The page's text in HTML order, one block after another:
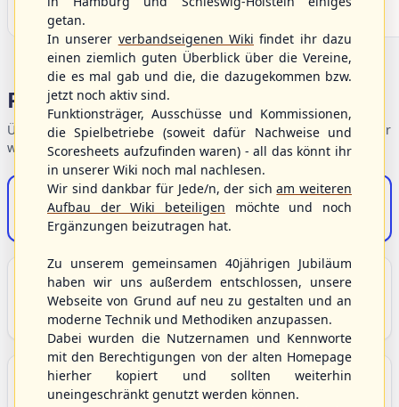
Portalbereiche
Übersicht der Verbandsbereiche – wählen Sie einen Einstieg für
weiterführende Informationen.
S/HBV-Shop
Der Onlineshop des S/HBV
Unser Sport
Grundlagen und Hintergründe zu Baseball, Softball
und Baseball5.
Berichte und Neuigkeiten
Aktuelle Meldungen, Berichte und Nachrichten aus
getan.
In unserer verbandseigenen Wiki findet ihr dazu
einen ziemlich guten Überblick über die Vereine,
die es mal gab und die, die dazugekommen bzw.
jetzt noch aktiv sind.
Funktionsträger, Ausschüsse und Kommissionen,
die Spielbetriebe (soweit dafür Nachweise und
Scoresheets aufzufinden waren) - all das könnt ihr
in unserer Wiki noch mal nachlesen.
Wir sind dankbar für Jede/n, der sicham weiteren
Aufbau der Wiki beteiligen möchte und noch
Ergänzungen beizutragen hat.
Zu unserem gemeinsamen 40jährigen Jubiläum
haben wir uns außerdem entschlossen, unsere
Webseite von Grund auf neu zu gestalten und an
moderne Technik und Methodiken anzupassen.
Dabei wurden die Nutzernamen und Kennworte
mit den Berechtigungen von der alten Homepage
hierher kopiert und sollten weiterhin
uneingeschränkt genutzt werden können.